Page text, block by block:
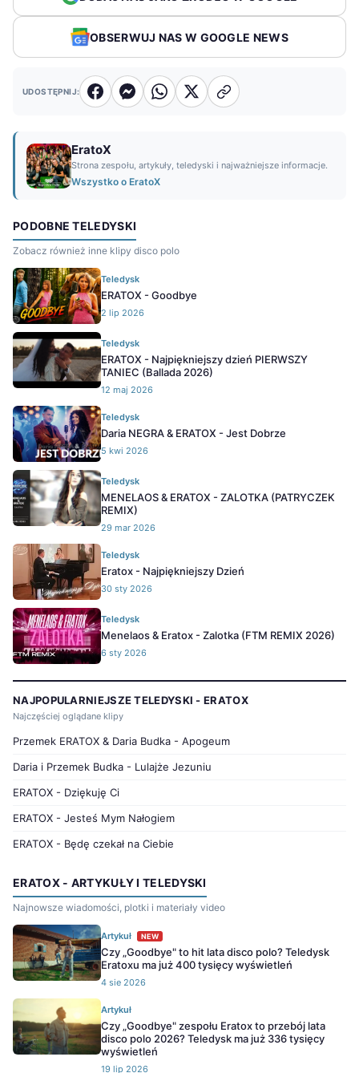
OBSERWUJ NAS W GOOGLE NEWS
UDOSTĘPNIJ:
EratoX
Strona zespołu, artykuły, teledyski i najważniejsze informacje.
Wszystko o EratoX
PODOBNE TELEDYSKI
Zobacz również inne klipy disco polo
Teledysk
ERATOX - Goodbye
2 lip 2026
Teledysk
ERATOX - Najpiękniejszy dzień PIERWSZY
TANIEC (Ballada 2026)
12 maj 2026
Teledysk
Daria NEGRA & ERATOX - Jest Dobrze
5 kwi 2026
Teledysk
MENELAOS & ERATOX - ZALOTKA (PATRYCZEK
REMIX)
29 mar 2026
Teledysk
Eratox - Najpiękniejszy Dzień
30 sty 2026
Teledysk
Menelaos & Eratox - Zalotka (FTM REMIX 2026)
6 sty 2026
NAJPOPULARNIEJSZE TELEDYSKI - ERATOX
Najczęściej oglądane klipy
Przemek ERATOX & Daria Budka - Apogeum
Daria i Przemek Budka - Lulajże Jezuniu
ERATOX - Dziękuję Ci
ERATOX - Jesteś Mym Nałogiem
ERATOX - Będę czekał na Ciebie
ERATOX - ARTYKUŁY I TELEDYSKI
Najnowsze wiadomości, plotki i materiały video
Artykuł NEW
Czy „Goodbye" to hit lata disco polo? Teledysk
Eratoxu ma już 400 tysięcy wyświetleń
4 sie 2026
Artykuł
Czy „Goodbye" zespołu Eratox to przebój lata
disco polo 2026? Teledysk ma już 336 tysięcy
wyświetleń
19 lip 2026